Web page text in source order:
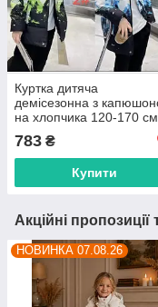
Куртка дитяча
демісезонна з
на хлопчика 120-170 см
недорого від прямого
постачальника
783 ₴
Купити
Акційні
НОВИНКА 07.08.26